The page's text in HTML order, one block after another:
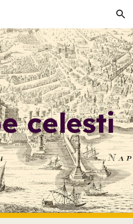
Skip to navigation
celesti